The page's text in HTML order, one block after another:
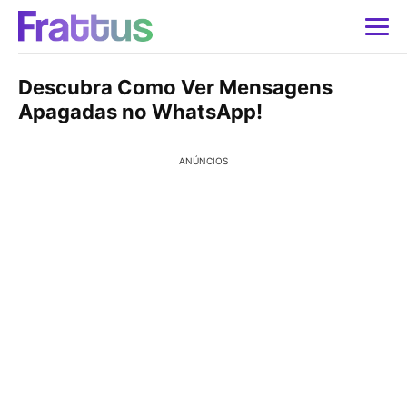
Descubra Como Ver Mensagens
Apagadas no WhatsApp!
ANÚNCIOS